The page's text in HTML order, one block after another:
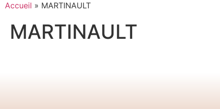
Accueil » MARTINAULT
MARTINAULT